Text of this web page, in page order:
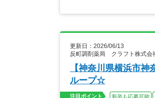
更新日：2026/06/13
反町調剤薬局 クラフト株式会
【神奈川県横浜市
ループ☆
注目ポイント 新卒も応募可能